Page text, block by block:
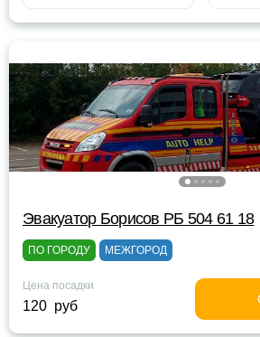
Эвакуатор Борисов РБ 504 61 18
ПО ГОРОДУ МЕЖГОРОД
Цена посадки
120 руб